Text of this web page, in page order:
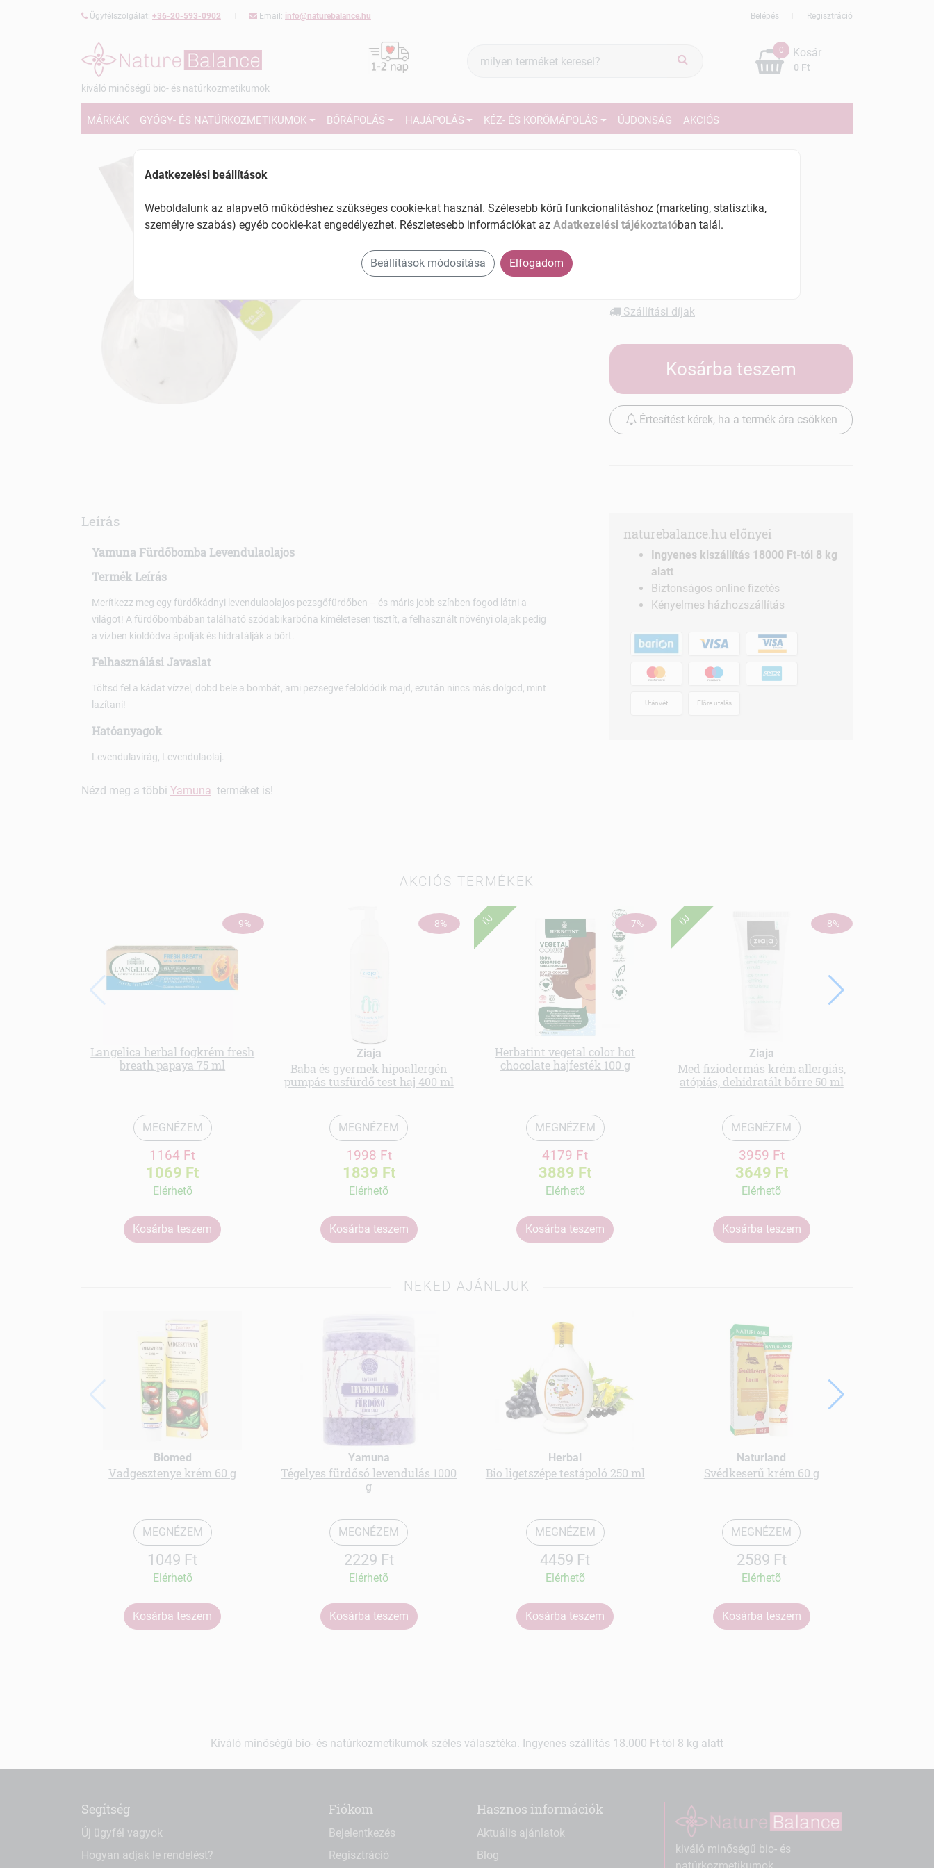
Ügyfélszolgálat: +36-20-593-0902 Email: info@naturebalance.hu Regisztráció
Belépés
kiváló minőségű bio- és natúrkozmetikumok
keresés
0
0 Ft
Kosár
MÁRKÁK GYÓGY- ÉS NATÚRKOZMETIKUMOK BŐRÁPOLÁS HAJÁPOLÁS KÉZ- ÉS KÖRÖMÁPOLÁS ÚJDONSÁG AKCIÓS
Tartalom: 1 db
EAN: 5999545543576
Készletinformáció:
Szállítási díjak
Kosárba teszem
Értesítést kérek, ha a termék ára csökken
Leírás
Yamuna Fürdőbomba Levendulaolajos
Termék Leírás
Merítkezz meg egy fürdőkádnyi levendulaolajos pezsgőfürdőben – és máris jobb színben fogod látni a
világot! A fürdőbombában található szódabikarbóna kíméletesen tisztít, a felhasznált növényi olajak pedig
a vízben kioldódva ápolják és hidratálják a bőrt.
Felhasználási Javaslat
Töltsd fel a kádat vízzel, dobd bele a bombát, ami pezsegve feloldódik majd, ezután nincs más dolgod, mint
lazítani!
Hatóanyagok
Levendulavirág, Levendulaolaj.
Nézd meg a többi Yamuna terméket is!
naturebalance.hu előnyei
Ingyenes kiszállítás 18000 Ft-tól 8 kg
alatt
Biztonságos online fizetés
Kényelmes házhozszállítás
Utánvét Előre utalás
AKCIÓS TERMÉKEK
-9%
Langelica herbal fogkrém fresh
breath papaya 75 ml
MEGNÉZEM
1164 Ft
1069 Ft
Elérhetõ
Kosárba teszem
-8%
Ziaja
Baba és gyermek hipoallergén
pumpás tusfürdő test haj 400 ml
MEGNÉZEM
1998 Ft
1839 Ft
Elérhetõ
Kosárba teszem
-7%
ÚJ
Herbatint vegetal color hot
chocolate hajfesték 100 g
MEGNÉZEM
4179 Ft
3889 Ft
Elérhetõ
Kosárba teszem
-8%
ÚJ
Ziaja
Med fiziodermás krém allergiás,
atópiás, dehidratált bőrre 50 ml
MEGNÉZEM
3959 Ft
3649 Ft
Elérhetõ
Kosárba teszem
NEKED AJÁNLJUK
Biomed
Vadgesztenye krém 60 g
MEGNÉZEM
1049 Ft
Elérhetõ
Kosárba teszem
Yamuna
Tégelyes fürdősó levendulás 1000
g
MEGNÉZEM
2229 Ft
Elérhetõ
Kosárba teszem
Herbal
Bio ligetszépe testápoló 250 ml
MEGNÉZEM
4459 Ft
Elérhetõ
Kosárba teszem
Naturland
Svédkeserű krém 60 g
MEGNÉZEM
2589 Ft
Elérhetõ
Kosárba teszem
Kiváló minőségű bio- és natúrkozmetikumok széles választéka. Ingyenes szállítás 18.000 Ft-tól 8 kg alatt
Segítség
Új ügyfél vagyok
Hogyan adjak le rendelést?
Fiókom
Bejelentkezés
Regisztráció
Hasznos információk
Aktuális ajánlatok
Blog
kiváló minőségű bio- és
Adatkezelési beállítások
Weboldalunk az alapvető működéshez szükséges cookie-kat használ. Szélesebb körű funkcionalitáshoz (marketing, statisztika,
személyre szabás) egyéb cookie-kat engedélyezhet. Részletesebb információkat az Adatkezelési tájékoztatóban talál.
Beállítások módosítása Elfogadom